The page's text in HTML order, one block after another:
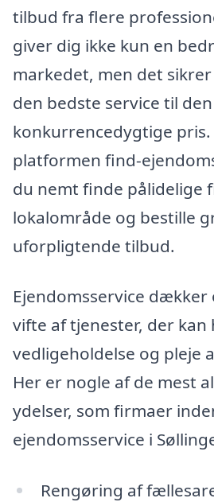
tilbud fra flere
giver dig ikke kun en
markedet, men det
den bedste service til
konkurrencedygtige
platformen find-
du nemt finde pålidelige
lokalområde og bestille
uforpligtende tilbud.
Ejendomsservice dækker
vifte af tjenester, der
vedligeholdelse og pleje
Her er nogle af de mest
ydelser, som firmaer
ejendomsservice i
Rengøring af